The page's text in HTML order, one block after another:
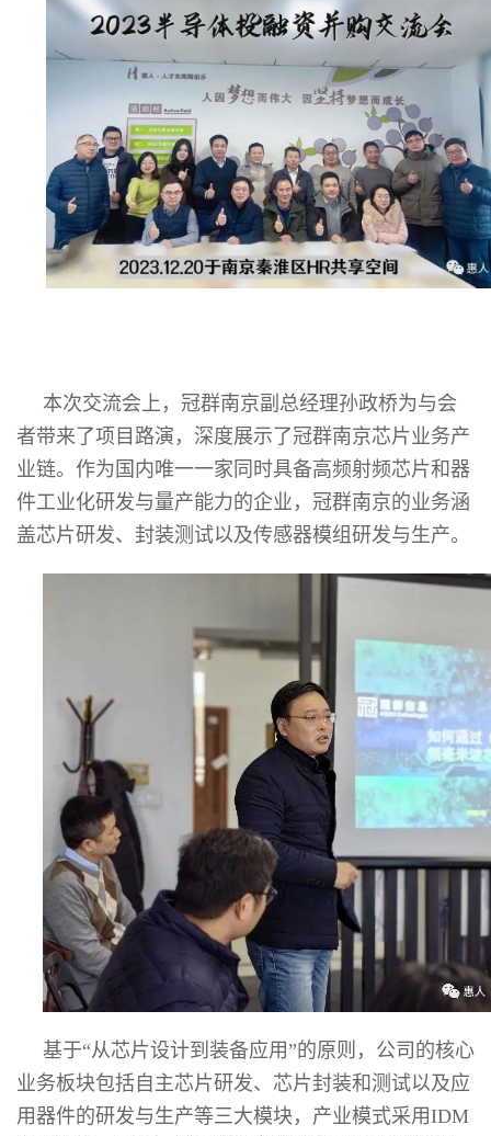
本次交流会上，冠群南京副总经理孙政桥为与会
者带来了项目路演，深度展示了冠群南京芯片业务产
业链。作为国内唯一一家同时具备高频射频芯片和器
件工业化研发与量产能力的企业，冠群南京的业务涵
盖芯片研发、封装测试以及传感器模组研发与生产。
基于“从芯片设计到装备应用”的原则，公司的核心
业务板块包括自主芯片研发、芯片封装和测试以及应
用器件的研发与生产等三大模块，产业模式采用IDM